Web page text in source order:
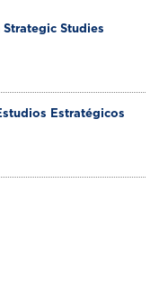
Strategic Studies
Estratégicos